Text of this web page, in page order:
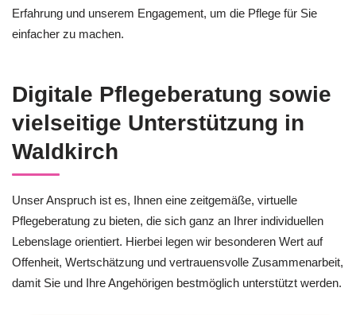
Erfahrung und unserem Engagement, um die Pflege für Sie
einfacher zu machen.
Digitale Pflegeberatung sowie
vielseitige Unterstützung in
Waldkirch
Unser Anspruch ist es, Ihnen eine zeitgemäße, virtuelle
Pflegeberatung zu bieten, die sich ganz an Ihrer individuellen
Lebenslage orientiert. Hierbei legen wir besonderen Wert auf
Offenheit, Wertschätzung und vertrauensvolle Zusammenarbeit,
damit Sie und Ihre Angehörigen bestmöglich unterstützt werden.